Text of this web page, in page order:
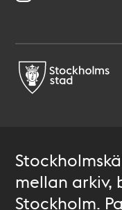
mellan arkiv,
Stockholm.